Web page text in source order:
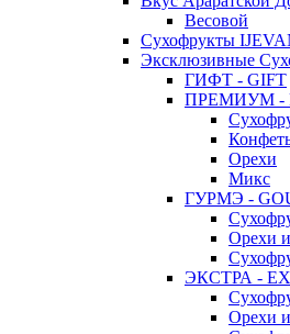
Весовой
Сухофрукты
Эксклюзивные
ГИФТ - GIFT
ПРЕМИУМ -
Орехи
Микс
ГУРМЭ -
Орехи
ЭКСТРА -
Орехи